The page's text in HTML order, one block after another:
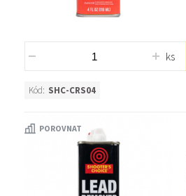
ks
Kód: SHC-CRS04
POROVNAT